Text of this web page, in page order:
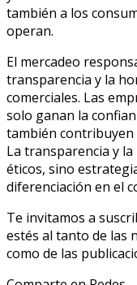
también a los
operan.
El mercadeo
transparencia y la
comerciales. Las
solo ganan la
también contribuyen
La transparencia y
éticos, sino
diferenciación en el
Te invitamos a
estés al tanto de las
como de las